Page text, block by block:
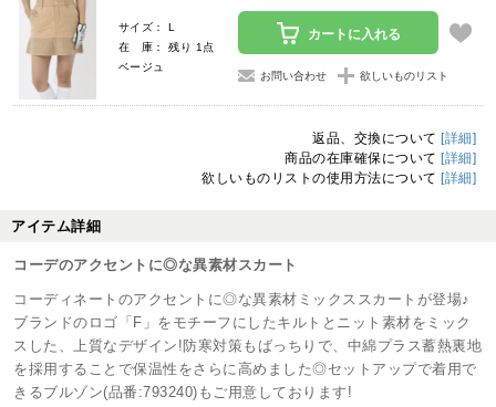
サイズ： L
在 庫： 残り 1点
ベージュ
カートに入れる
お問い合わせ 欲しいものリスト
返品、交換について [詳細]
商品の在庫確保について [詳細]
欲しいものリストの使用方法について [詳細]
アイテム詳細
コーデのアクセントに◎な異素材スカート
コーディネートのアクセントに◎な異素材ミックススカートが登場♪
ブランドのロゴ「F」をモチーフにしたキルトとニット素材をミック
スした、上質なデザイン!防寒対策もばっちりで、中綿プラス蓄熱裏地
を採用することで保温性をさらに高めました◎セットアップで着用で
きるブルゾン(品番:793240)もご用意しております!